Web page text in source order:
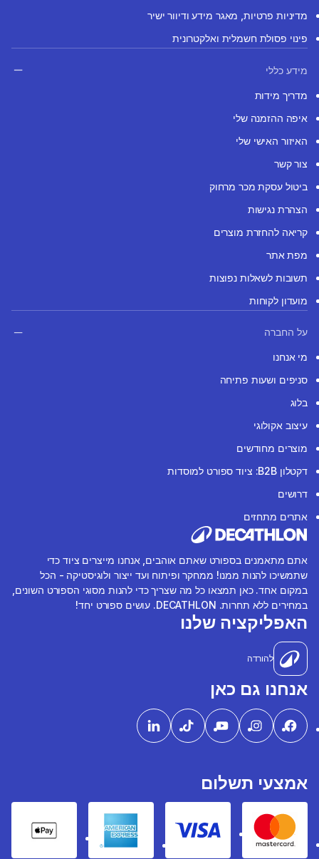
מדיניות פרטיות, מאגר מידע ודיוור ישיר
פינוי פסולת חשמלית ואלקטרונית
מידע כללי
מדריך מידות
איפה ההזמנה שלי
האיזור האישי שלי
צור קשר
ביטול עסקת מכר מרחוק
הצהרת נגישות
קריאה להחזרת מוצרים
מפת אתר
תשובות לשאלות נפוצות
מועדון לקוחות
על החברה
מי אנחנו
סניפים ושעות פתיחה
בלוג
עיצוב אקולוגי
מוצרים מחודשים
דקטלון B2B: ציוד ספורט למוסדות
דרושים
אתרים מתחזים
אתם מתאמנים בספורט שאתם אוהבים, אנחנו מייצרים ציוד כדי
שתמשיכו להנות ממנו! ממחקר ופיתוח ועד ייצור ולוגיסטיקה - הכל
במקום אחד. כאן תמצאו כל מה שצריך כדי להנות מסוגי הספורט השונים,
במחירים ללא תחרות. DECATHLON. עושים ספורט יחד!
האפליקציה שלנו
להורדה
אנחנו גם כאן
אמצעי תשלום
Mastercard
Visa
American express
Pay